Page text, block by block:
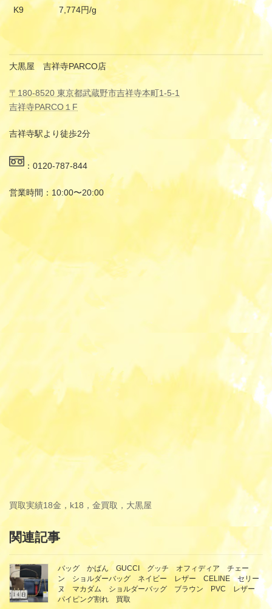
K9
7,774円/g
大黒屋 吉祥寺PARCO店
〒180-8520 東京都武蔵野市吉祥寺本町1-5-1
吉祥寺PARCO１F
吉祥寺駅より徒歩2分
：0120-787-844
営業時間：10:00〜20:00
買取実績18金，k18，金買取，大黒屋
関連記事
バッグ かばん GUCCI グッチ オフィディア チェー
ン ショルダーバッグ ネイビー レザー CELINE セリー
ヌ マカダム ショルダーバッグ ブラウン PVC レザー
パイピング割れ 買取